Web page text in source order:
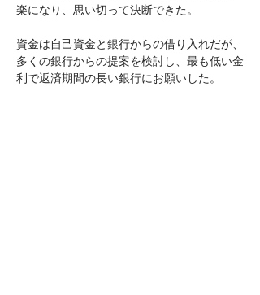
楽になり、思い切って決断できた。
資金は自己資金と銀行からの借り入れだが、
多くの銀行からの提案を検討し、最も低い金
利で返済期間の長い銀行にお願いした。